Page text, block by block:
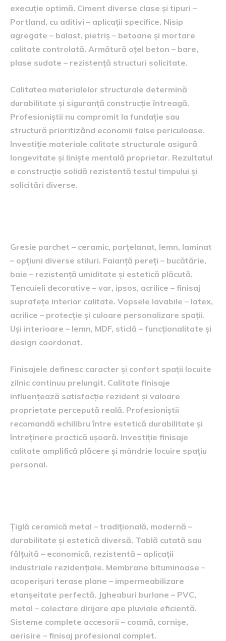
execuție optimă. Ciment diverse clase și tipuri –
Portland, cu aditivi – aplicații specifice. Nisip
agregate – balast, pietriș – betoane și mortare
calitate controlată. Armătură oțel beton – bare,
plase sudate – rezistență structuri solicitate.
Calitatea materialelor structurale determină
durabilitate și siguranță construcție întreagă.
Profesioniștii nu compromit la fundație sau
structură prioritizând economii false periculoase.
Investiție materiale calitate structurale asigură
longevitate și liniște mentală proprietar. Rezultatul
e construcție solidă rezistentă testul timpului și
solicitări diverse.
Gresie parchet – ceramic, porțelanat, lemn, laminat
– opțiuni diverse stiluri. Faianță pereți – bucătărie,
baie – rezistență umiditate și estetică plăcută.
Tencuieli decorative – var, ipsos, acrilice – finisaj
suprafețe interior calitate. Vopsele lavabile – latex,
acrilice – protecție și culoare personalizare spații.
Uși interioare – lemn, MDF, sticlă – funcționalitate și
design coordonat.
Finisajele definesc caracter și confort spații locuite
zilnic continuu prelungit. Calitate finisaje
influențează satisfacție rezident și valoare
proprietate percepută reală. Profesioniștii
recomandă echilibru între estetică durabilitate și
întreținere practică ușoară. Investiție finisaje
calitate amplifică plăcere și mândrie locuire spațiu
personal.
Țiglă ceramică metal – tradițională, modernă –
durabilitate și estetică diversă. Tablă cutată sau
fălțuită – economică, rezistentă – aplicații
industriale rezidențiale. Membrane bituminoase –
acoperișuri terase plane – impermeabilizare
etanșeitate perfectă. Jgheaburi burlane – PVC,
metal – colectare dirijare ape pluviale eficientă.
Sisteme complete accesorii – coamă, cornișe,
aerisire – finisaj profesional complet.